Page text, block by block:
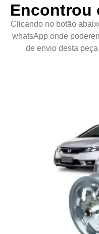
Encontrou
Clicando no botão
whatsApp onde
de envio desta